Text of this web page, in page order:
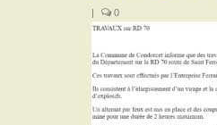
| 0